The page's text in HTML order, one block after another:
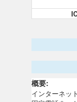
概要:
インターネッ